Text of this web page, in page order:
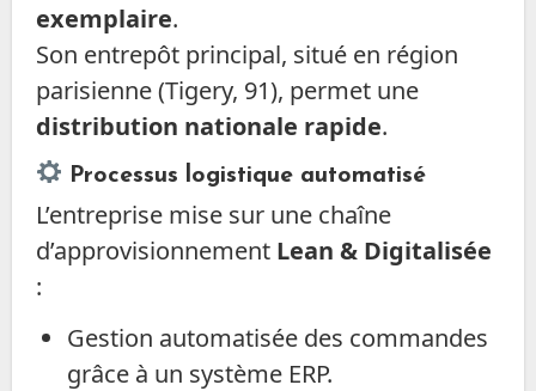
exemplaire.
Son entrepôt principal, situé en région
parisienne (Tigery, 91), permet une
distribution nationale rapide.
Processus logistique automatisé
L’entreprise mise sur une chaîne
d’approvisionnement Lean & Digitalisée
:
Gestion automatisée des commandes
grâce à un système ERP.